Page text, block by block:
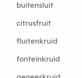
buitensluit
citrusfruit
fluitenkruid
fonteinkruid